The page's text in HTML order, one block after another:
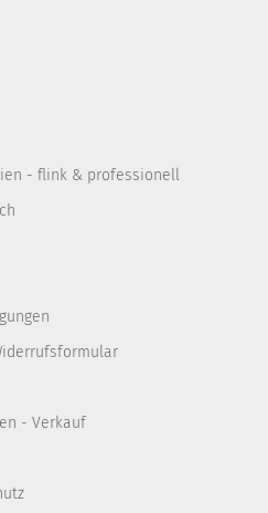
- flink & professionell
- Verkauf